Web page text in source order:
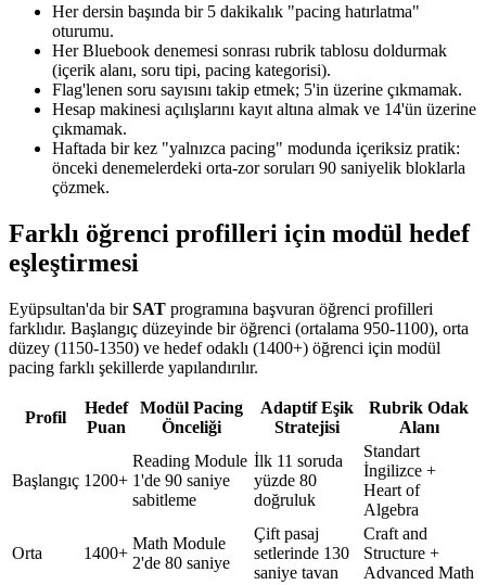
Her dersin başında bir 5 dakikalık "pacing hatırlatma"
oturumu.
Her Bluebook denemesi sonrası rubrik tablosu doldurmak
(içerik alanı, soru tipi, pacing kategorisi).
Flag'lenen soru sayısını takip etmek; 5'in üzerine çıkmamak.
Hesap makinesi açılışlarını kayıt altına almak ve 14'ün üzerine
çıkmamak.
Haftada bir kez "yalnızca pacing" modunda içeriksiz pratik:
önceki denemelerdeki orta-zor soruları 90 saniyelik bloklarla
çözmek.
Farklı öğrenci profilleri için modül hedef
eşleştirmesi
Eyüpsultan'da birSAT programına başvuran öğrenci profilleri
farklıdır. Başlangıç düzeyinde bir öğrenci (ortalama 950-1100), orta
düzey (1150-1350) ve hedef odaklı (1400+) öğrenci için modül
pacing farklı şekillerde yapılandırılır.
Profil
Hedef
Puan
Modül Pacing
Önceliği
Adaptif Eşik
Stratejisi
Rubrik Odak
Alanı
Başlangıç 1200+
Reading Module
1'de 90 saniye
sabitleme
İlk 11 soruda
yüzde 80
doğruluk
Standart
İngilizce +
Heart of
Algebra
Orta 1400+
Math Module
2'de 80 saniye
Çift pasaj
setlerinde 130
saniye tavan
Craft and
Structure +
Advanced Math